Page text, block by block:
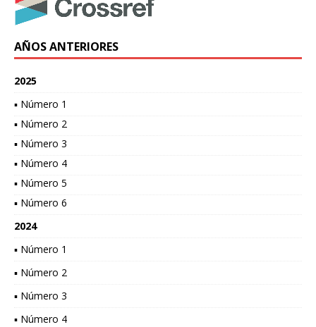
AÑOS ANTERIORES
2025
▪ Número 1
▪ Número 2
▪ Número 3
▪ Número 4
▪ Número 5
▪ Número 6
2024
▪ Número 1
▪ Número 2
▪ Número 3
▪ Número 4